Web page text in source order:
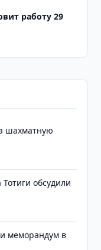
работу 29
шахматную
обсудили
меморандум в